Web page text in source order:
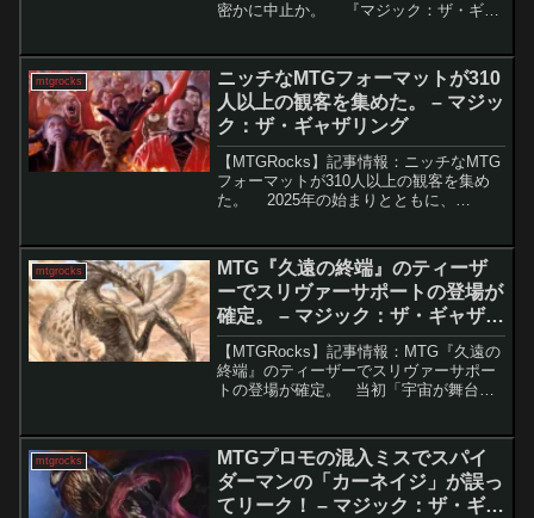
密かに中止か。 『マジック：ザ・ギャ
に再現しながら日々進化を続けていま
す...
mtgrocks
ニッチなMTGフォーマットが310
人以上の観客を集めた。 – マジッ
ク：ザ・ギャザリング
【MTGRocks】記事情報：ニッチなMTG
フォーマットが310人以上の観客を集め
た。 2025年の始まりとともに、
ています。特にイタリアで開催された
「Damn...
mtgrocks
MTG『久遠の終端』のティーザ
ーでスリヴァーサポートの登場が
確定。 – マジック：ザ・ギャザリ
ング
【MTGRocks】記事情報：MTG『久遠の
終端』のティーザーでスリヴァーサポー
トの登場が確定。 当初「宇宙が舞台」
が公開されるにつれ、注目が大きく高ま
っています。...
mtgrocks
MTGプロモの混入ミスでスパイ
ダーマンの「カーネイジ」が誤っ
てリーク！ – マジック：ザ・ギャ